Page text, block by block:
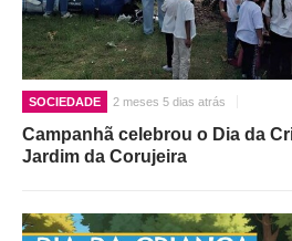
SOCIEDADE 2 meses 5 dias atrás
Campanhã celebrou o Dia da
Jardim da Corujeira